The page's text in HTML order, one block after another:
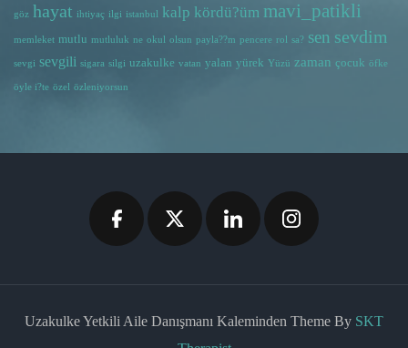
göz hayat ihtiyaç ilgi istanbul kalp kördü?üm mavi_patikli
memleket mutlu mutluluk ne okul olsun payla??m pencere rol sa? sen sevdim
sevgi sevgili sigara silgi uzakulke vatan yalan yürek Yüzü zaman çocuk öfke
öyle i?te özel özleniyorsun
Uzakulke Yetkili Aile Danışmanı Kaleminden Theme By SKT